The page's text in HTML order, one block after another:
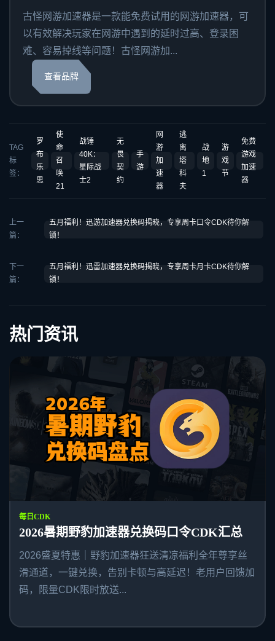
古怪网游加速器是一款能免费试用的网游加速器，可
以有效解决玩家在网游中遇到的延时过高、登录困
难、容易掉线等问题！古怪网游加...
查看品牌
TAG
标
签：
罗
布
乐
思
使
命
召
唤
21
战锤
40K：
星际战
士2
无
畏
契
约
手
游
网
游
加
速
器
逃
离
塔
科
夫
战
地
1
游
戏
节
免费
游戏
加速
器
上一
篇：
五月福利！迅游加速器兑换码揭晓，专享周卡口令CDK待你解
锁！
下一
篇：
五月福利！迅雷加速器兑换码揭晓，专享周卡月卡CDK待你解
锁！
热门资讯
每日CDK
2026暑期野豹加速器兑换码口令CDK汇总
2026盛夏特惠｜野豹加速器狂送清凉福利全年尊享丝
滑通道，一键兑换，告别卡顿与高延迟！老用户回馈加
码，限量CDK限时放送...